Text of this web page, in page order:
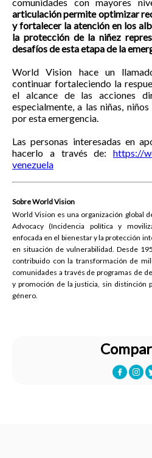
articulación permite optimizar
y fortalecer la atención en los
la protección de la niñez
desafíos de esta etapa de la
World Vision hace un
continuar fortaleciendo la
el alcance de las acciones
especialmente, a las niñas,
por esta emergencia.
Las personas interesadas en
hacerlo a través de: https://
venezuela
Sobre World Vision
World Vision es una organización global
Advocacy (Incidencia política y
enfocada en el bienestar y la protección
en situación de vulnerabilidad. Desde
contribuido con la transformación de
comunidades a través de programas de
y promoción de la justicia, sin distinción
género.